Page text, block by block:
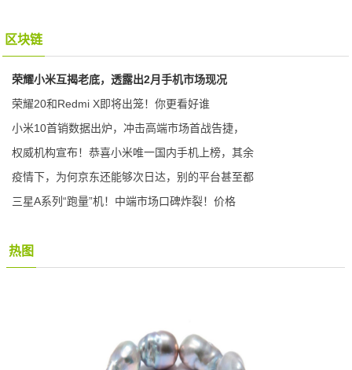
区块链
荣耀小米互揭老底，透露出2月手机市场现况
荣耀20和Redmi X即将出笼！你更看好谁
小米10首销数据出炉，冲击高端市场首战告捷，
权威机构宣布！恭喜小米唯一国内手机上榜，其余
疫情下，为何京东还能够次日达，别的平台甚至都
三星A系列“跑量”机！中端市场口碑炸裂！价格
热图